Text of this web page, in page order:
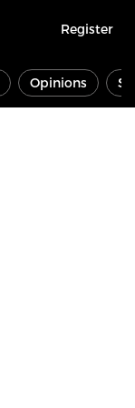
Register
Opinions